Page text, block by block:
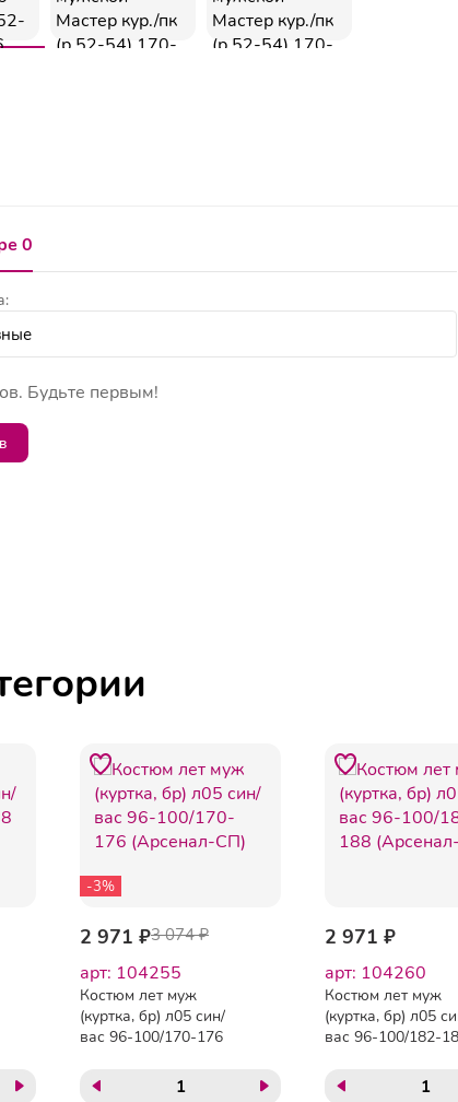
0
Будьте первым!
-3%
2 971 ₽3 074 ₽
арт: 104255
Костюм лет муж
(куртка, бр) л05 син/
вас 96-100/170-176
2 971 ₽
арт: 104260
Костюм лет муж
(куртка, бр) л05
вас 96-100/182-